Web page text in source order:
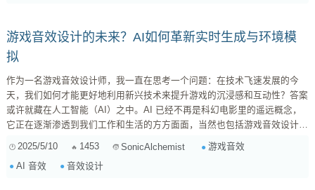
游戏音效设计的未来？AI如何革新实时生成与环境模
拟
作为一名游戏音效设计师，我一直在思考一个问题：在技术飞速发展的今
天，我们如何才能更好地利用新兴技术来提升游戏的沉浸感和互动性？答案
或许就藏在人工智能（AI）之中。AI 已经不再是科幻电影里的遥远概念，
它正在逐渐渗透到我们工作和生活的方方面面，当然也包括游戏音效设计。
和需求。 素材收集/制作 ...
2025/5/10 1453 SonicAlchemist
游戏音效
AI 音效
音效设计